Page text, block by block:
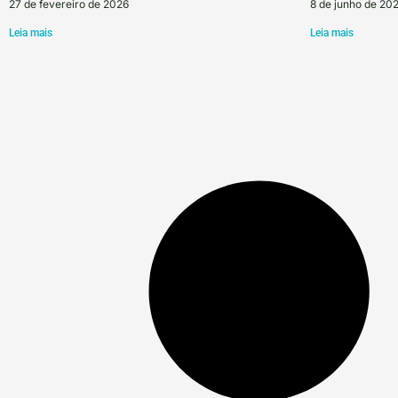
27 de fevereiro de 2026
Leia mais
8 de junho de
Leia mais